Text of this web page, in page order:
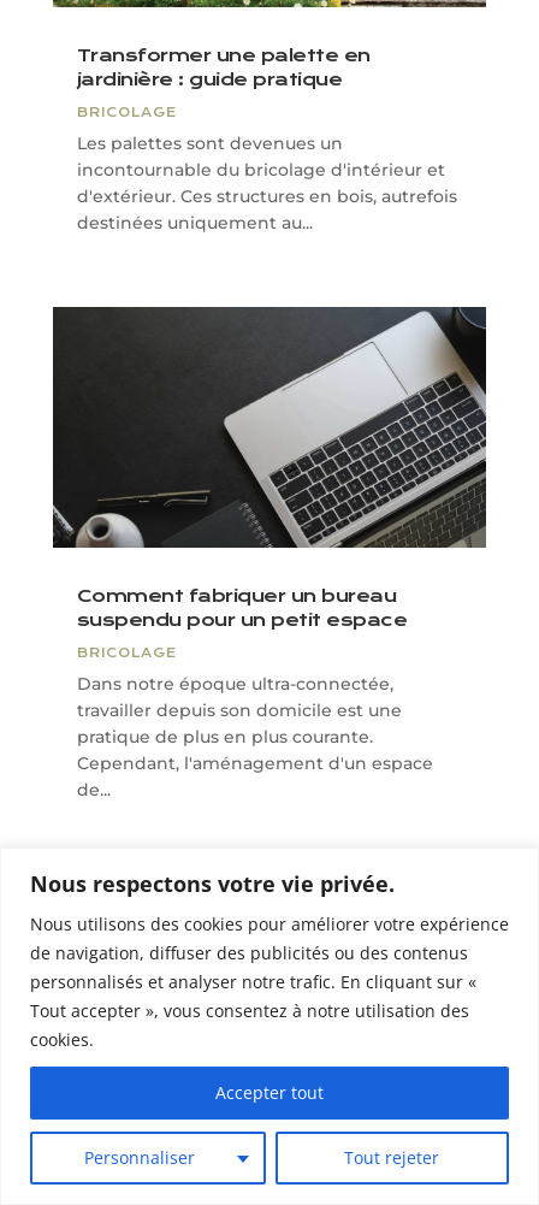
Nous respectons votre vie privée.
Nous utilisons des cookies pour améliorer votre expérience
de navigation, diffuser des publicités ou des contenus
personnalisés et analyser notre trafic. En cliquant sur «
Tout accepter », vous consentez à notre utilisation des
cookies.
Personnaliser Tout rejeter
Accepter tout
Transformer une palette en
jardinière : guide pratique
BRICOLAGE
Les palettes sont devenues un
incontournable du bricolage d'intérieur et
d'extérieur. Ces structures en bois, autrefois
destinées uniquement au...
Comment fabriquer un bureau
suspendu pour un petit espace
BRICOLAGE
Dans notre époque ultra-connectée,
travailler depuis son domicile est une
pratique de plus en plus courante.
Cependant, l'aménagement d'un espace
de...
Tendances de peinture intérieure :
couleurs et conseils